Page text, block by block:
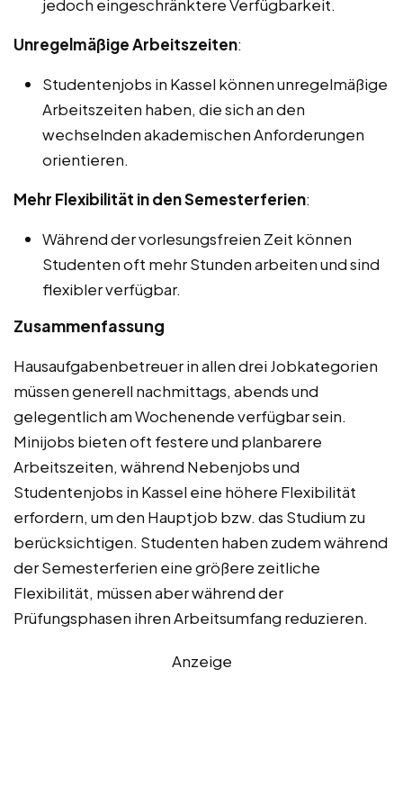
jedoch eingeschränktere Verfügbarkeit.
Unregelmäßige Arbeitszeiten:
Studentenjobs in Kassel können unregelmäßige
Arbeitszeiten haben, die sich an den
wechselnden akademischen Anforderungen
orientieren.
Mehr Flexibilität in den Semesterferien:
Während der vorlesungsfreien Zeit können
Studenten oft mehr Stunden arbeiten und sind
flexibler verfügbar.
Zusammenfassung
Hausaufgabenbetreuer in allen drei Jobkategorien
müssen generell nachmittags, abends und
gelegentlich am Wochenende verfügbar sein.
Minijobs bieten oft festere und planbarere
Arbeitszeiten, während Nebenjobs und
Studentenjobs in Kassel eine höhere Flexibilität
erfordern, um den Hauptjob bzw. das Studium zu
berücksichtigen. Studenten haben zudem während
der Semesterferien eine größere zeitliche
Flexibilität, müssen aber während der
Prüfungsphasen ihren Arbeitsumfang reduzieren.
Anzeige